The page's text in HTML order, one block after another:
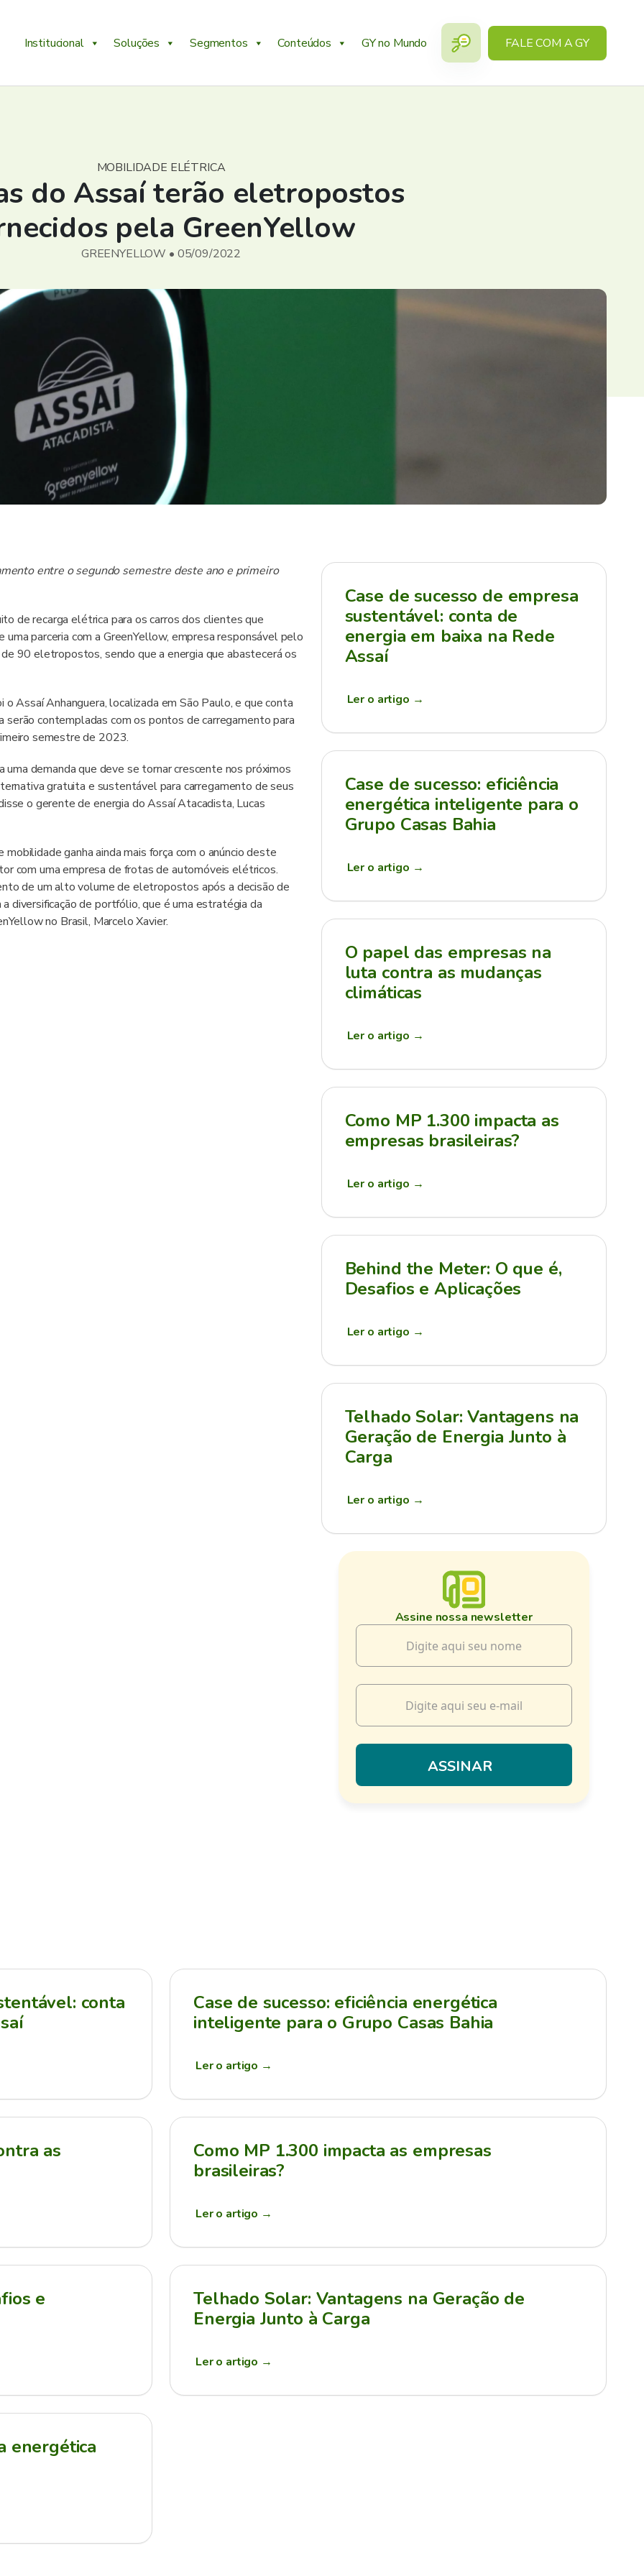
Institucional Soluções Segmentos Conteúdos GY no Mundo FALE COM A GY
MOBILIDADE ELÉTRICA
do Assaí terão eletropostos
pela GreenYellow
GREENYELLOW • 05/09/2022
entre o segundo semestre deste ano e primeiro
de recarga elétrica para os carros dos clientes que
parceria com a GreenYellow, empresa responsável pelo
90 eletropostos, sendo que a energia que abastecerá os
Assaí Anhanguera, localizada em São Paulo, e que conta
contempladas com os pontos de carregamento para
semestre de 2023.
demanda que deve se tornar crescente nos próximos
gratuita e sustentável para carregamento de seus
o gerente de energia do Assaí Atacadista, Lucas
ganha ainda mais força com o anúncio deste
com uma empresa de frotas de automóveis elétricos.
de um alto volume de eletropostos após a decisão de
diversificação de portfólio, que é uma estratégia da
no Brasil, Marcelo Xavier.
Case de sucesso de empresa
sustentável: conta de
energia em baixa na Rede
Assaí
Ler o artigo →
Case de sucesso: eficiência
energética inteligente para o
Grupo Casas Bahia
Ler o artigo →
O papel das empresas na
luta contra as mudanças
climáticas
Ler o artigo →
Como MP 1.300 impacta as
empresas brasileiras?
Ler o artigo →
Behind the Meter: O que é,
Desafios e Aplicações
Ler o artigo →
Telhado Solar: Vantagens na
Geração de Energia Junto à
Carga
Ler o artigo →
Assine nossa newsletter
conta
Case de sucesso: eficiência energética
inteligente para o Grupo Casas Bahia
Ler o artigo →
as
Como MP 1.300 impacta as empresas
brasileiras?
Ler o artigo →
e
Telhado Solar: Vantagens na Geração de
Energia Junto à Carga
Ler o artigo →
energética